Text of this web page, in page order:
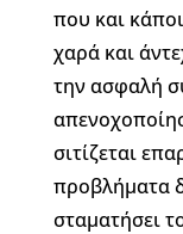
που και
χαρά και
την ασφαλή
σιτίζεται
προβλήματα
σταματήσει